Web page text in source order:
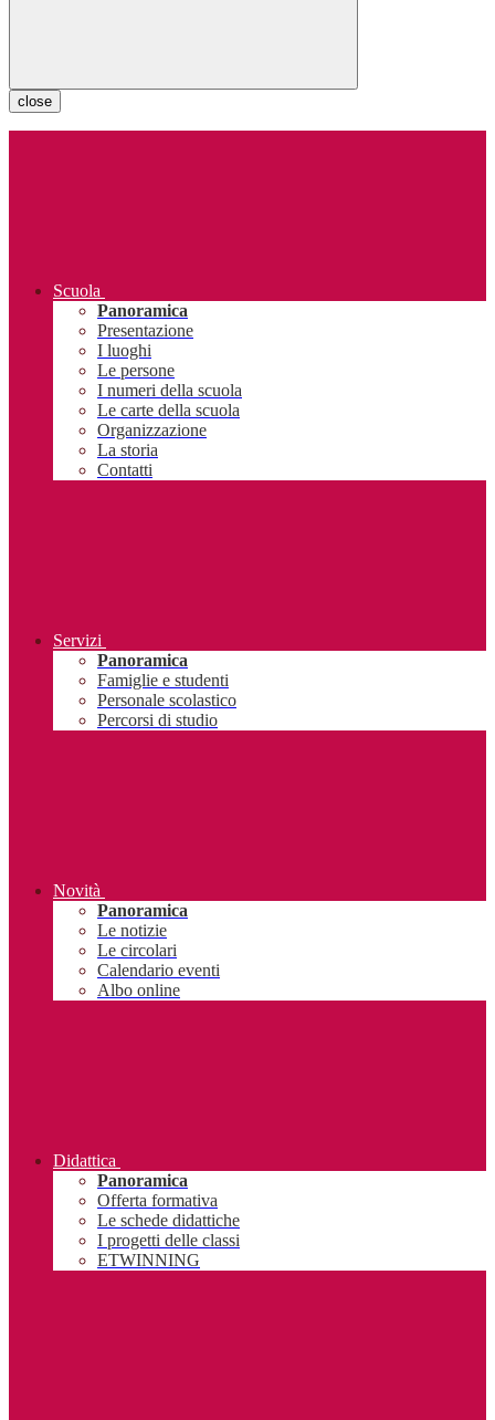
close
Scuola
Panoramica
Presentazione
I luoghi
Le persone
I numeri della scuola
Le carte della scuola
Organizzazione
La storia
Contatti
Servizi
Panoramica
Famiglie e studenti
Personale scolastico
Percorsi di studio
Novità
Panoramica
Le notizie
Le circolari
Calendario eventi
Albo online
Didattica
Panoramica
Offerta formativa
Le schede didattiche
I progetti delle classi
ETWINNING